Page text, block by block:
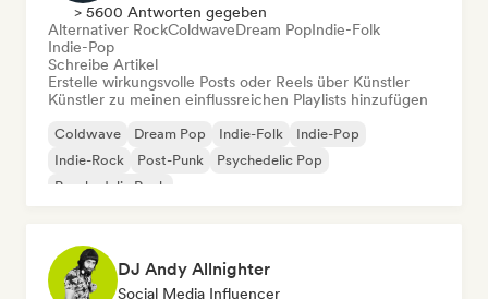
> 5600 Antworten gegeben
Alternativer RockColdwaveDream PopIndie-Folk
Indie-Pop
Schreibe Artikel
Erstelle wirkungsvolle Posts oder Reels über Künstler
Künstler zu meinen einflussreichen Playlists hinzufügen
Coldwave Dream Pop Indie-Folk
Indie-Pop
Indie-Rock
Post-Punk
Psychedelic Pop
Psychedelic Rock
DJ Andy Allnighter
Social Media Influencer